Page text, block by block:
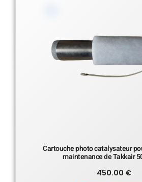
Cartouche photo catalysateur
maintenance de Takkair
450.00 €